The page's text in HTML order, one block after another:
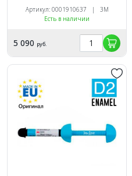
реставрационный
композит 3M
Артикул: 0001910637 | 3M
Есть в наличии
5 090 руб.